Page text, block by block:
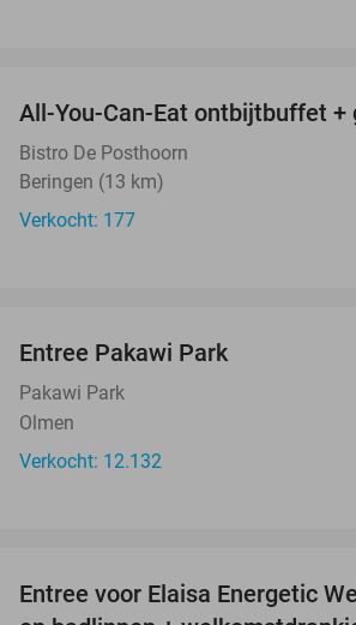
All-You-Can-Eat ontbijtbuffet +
Bistro De Posthoorn
Beringen (13 km)
Verkocht: 177
Entree Pakawi Park
Pakawi Park
Olmen
Verkocht: 12.132
Entree voor Elaisa Energetic